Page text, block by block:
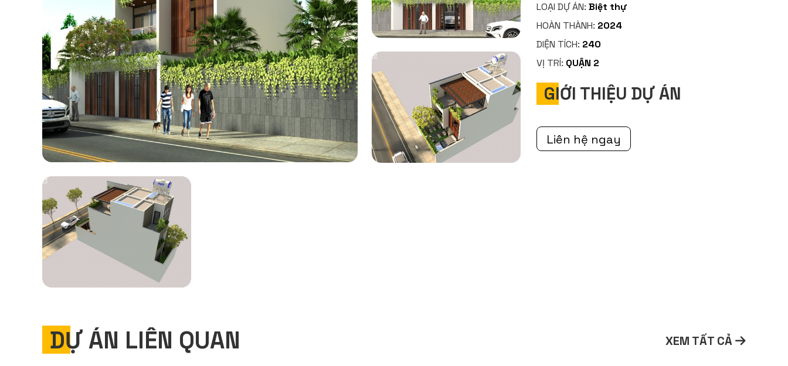
LOẠI DỰ ÁN: Biệt thự
HOÀN THÀNH: 2024
DIỆN TÍCH: 240
VỊ TRÍ: QUẬN 2
GIỚI THIỆU DỰ ÁN
Liên hệ ngay
DỰ ÁN LIÊN QUAN XEM TẤT CẢ